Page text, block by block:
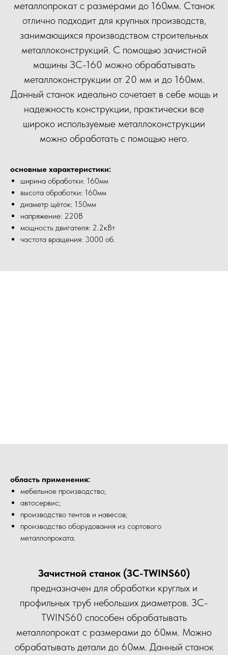
металлопрокат с размерами до 160мм. Станок
отлично подходит для крупных производств,
занимающихся производством строительных
металлоконструкций. С помощью зачистной
машины ЗС-160 можно обрабатывать
металлоконструкции от 20 мм и до 160мм.
Данный станок идеально сочетает в себе мощь и
надежность конструкции, практически все
широко используемые металлоконструкции
можно обработать с помощью него.
основные характеристики:
ширина обработки: 160мм
высота обработки: 160мм
диаметр щёток: 150мм
напряжение: 220В
мощность двигателя: 2.2кВт
частота вращения: 3000 об.
область применения:
мебельное производство;
автосервис;
производство тентов и навесов;
производство оборудования из сортового
металлопроката.
Зачистной станок (ЗС-TWINS60)
предназначен для обработки круглых и
профильных труб небольших диаметров. ЗС-
TWINS60 способен обрабатывать
металлопрокат с размерами до 60мм. Можно
обрабатывать детали до 60мм. Данный станок